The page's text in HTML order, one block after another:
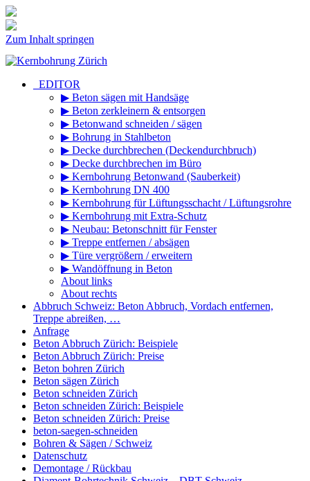
Zum Inhalt springen
_EDITOR
▶ Beton sägen mit Handsäge
▶ Beton zerkleinern & entsorgen
▶ Betonwand schneiden / sägen
▶ Bohrung in Stahlbeton
▶ Decke durchbrechen (Deckendurchbruch)
▶ Decke durchbrechen im Büro
▶ Kernbohrung Betonwand (Sauberkeit)
▶ Kernbohrung DN 400
▶ Kernbohrung für Lüftungsschacht / Lüftungsrohre
▶ Kernbohrung mit Extra-Schutz
▶ Neubau: Betonschnitt für Fenster
▶ Treppe entfernen / absägen
▶ Türe vergrößern / erweitern
▶ Wandöffnung in Beton
About links
About rechts
Abbruch Schweiz: Beton Abbruch, Vordach entfernen,
Treppe abreißen, …
Anfrage
Beton Abbruch Zürich: Beispiele
Beton Abbruch Zürich: Preise
Beton bohren Zürich
Beton sägen Zürich
Beton schneiden Zürich
Beton schneiden Zürich: Beispiele
Beton schneiden Zürich: Preise
beton-saegen-schneiden
Bohren & Sägen / Schweiz
Datenschutz
Demontage / Rückbau